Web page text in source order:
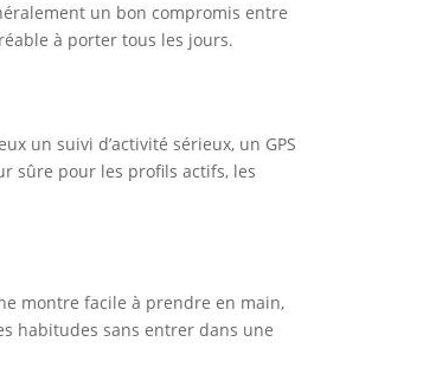
un bon compromis entre
à porter tous les jours.
un suivi d’activité sérieux, un GPS
sûre pour les profils actifs, les
montre facile à prendre en main,
habitudes sans entrer dans une